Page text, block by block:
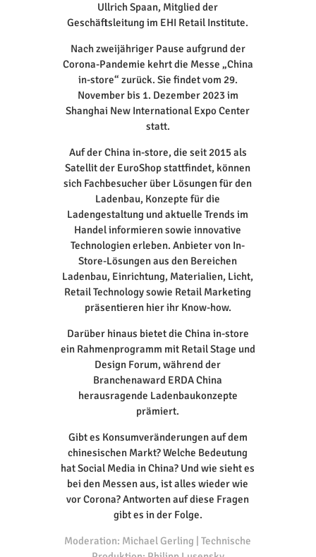
Ullrich Spaan, Mitglied der
Geschäftsleitung im EHI Retail Institute.
Nach zweijähriger Pause aufgrund der
Corona-Pandemie kehrt die Messe „China
in-store“ zurück. Sie findet vom 29.
November bis 1. Dezember 2023 im
Shanghai New International Expo Center
statt.
Auf der China in-store, die seit 2015 als
Satellit der EuroShop stattfindet, können
sich Fachbesucher über Lösungen für den
Ladenbau, Konzepte für die
Ladengestaltung und aktuelle Trends im
Handel informieren sowie innovative
Technologien erleben. Anbieter von In-
Store-Lösungen aus den Bereichen
Ladenbau, Einrichtung, Materialien, Licht,
Retail Technology sowie Retail Marketing
präsentieren hier ihr Know-how.
Darüber hinaus bietet die China in-store
ein Rahmenprogramm mit Retail Stage und
Design Forum, während der
Branchenaward ERDA China
herausragende Ladenbaukonzepte
prämiert.
Gibt es Konsumveränderungen auf dem
chinesischen Markt? Welche Bedeutung
hat Social Media in China? Und wie sieht es
bei den Messen aus, ist alles wieder wie
vor Corona? Antworten auf diese Fragen
gibt es in der Folge.
Moderation: Michael Gerling | Technische